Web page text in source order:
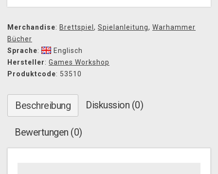
Merchandise: Brettspiel , Spielanleitung, Warhammer
Bücher
Sprache:
Englisch
Hersteller: Games Workshop
Produktcode: 53510
Beschreibung Diskussion (0)
Bewertungen (0)